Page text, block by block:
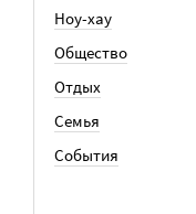
Ноу-хау
Общество
Отдых
Семья
События